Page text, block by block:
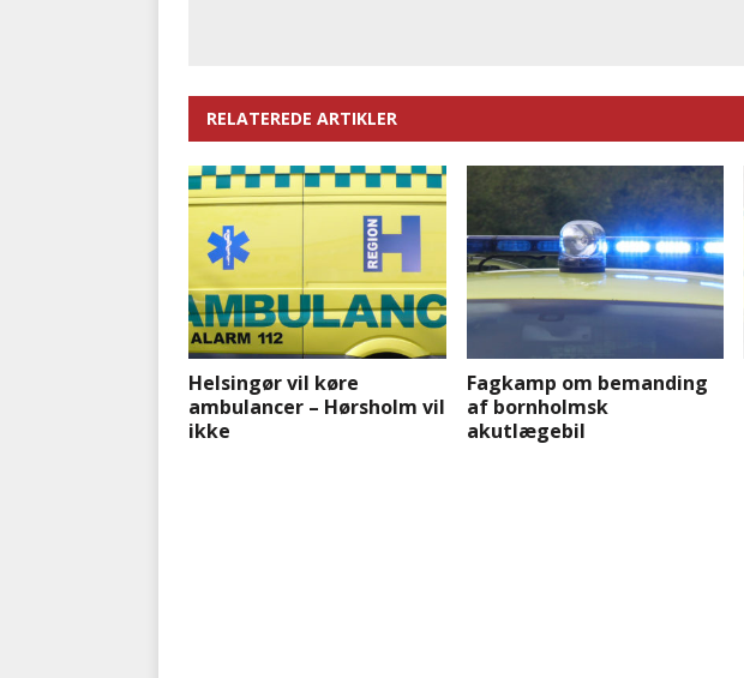
RELATEREDE ARTIKLER
Helsingør vil køre
ambulancer – Hørsholm vil
ikke
Fagkamp om bemanding
af bornholmsk
akutlægebil